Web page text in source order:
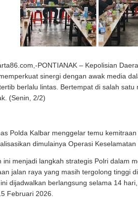
PONTIANAK – Kepolisian
sinergi dengan awak media
berlalu lintas. Bertempat di salah satu
(Senin, 2/2)
Polda Kalbar menggelar temu
dimulainya Operasi Keselamatan
ini menjadi langkah strategis Polri dalam
jalan raya yang masih tergolong tinggi
dijadwalkan berlangsung selama 14
Februari 2026.